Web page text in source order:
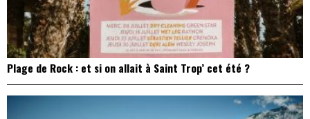
Plage de Rock : et si on allait à Saint Trop’ cet été ?